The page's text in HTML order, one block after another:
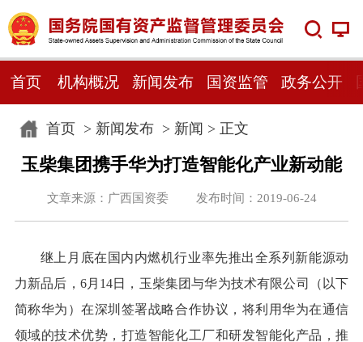
首页 机构概况 新闻发布 国资监管 政务公开
首页> 新闻发布> 新闻 > 正文
玉柴集团携手华为打造智能化产业新动能
文章来源：广西国资委 发布时间：2019-06-24
继上月底在国内内燃机行业率先推出全系列新能源动
力新品后，6月14日，玉柴集团与华为技术有限公司（以下
简称华为）在深圳签署战略合作协议，将利用华为在通信
领域的技术优势，打造智能化工厂和研发智能化产品，推